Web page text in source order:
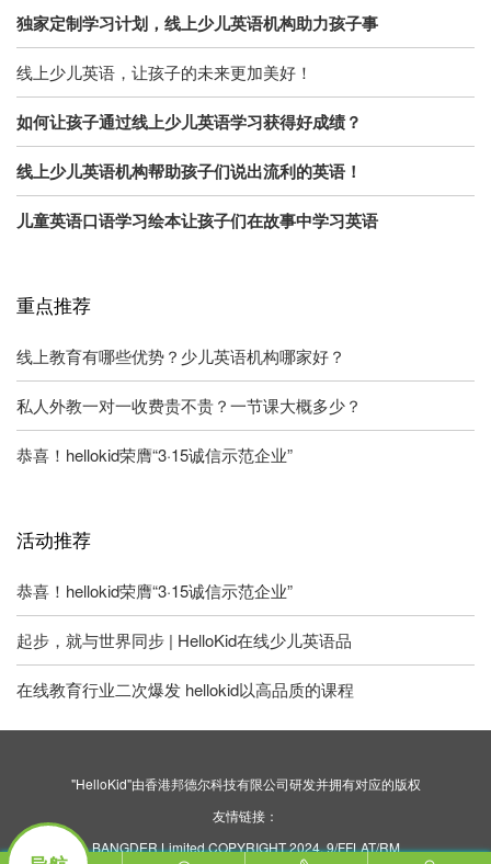
独家定制学习计划，线上少儿英语机构助力孩子事
线上少儿英语，让孩子的未来更加美好！
如何让孩子通过线上少儿英语学习获得好成绩？
线上少儿英语机构帮助孩子们说出流利的英语！
儿童英语口语学习绘本让孩子们在故事中学习英语
重点推荐
线上教育有哪些优势？少儿英语机构哪家好？
私人外教一对一收费贵不贵？一节课大概多少？
恭喜！hellokid荣膺“3·15诚信示范企业”
活动推荐
恭喜！hellokid荣膺“3·15诚信示范企业”
起步，就与世界同步 | HelloKid在线少儿英语品
在线教育行业二次爆发 hellokid以高品质的课程
"HelloKid"由香港邦德尔科技有限公司研发并拥有对应的版权
友情链接：
BANGDER Limited COPYRIGHT 2024. 9/FFLAT/RM